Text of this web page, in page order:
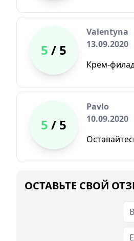
5 / 5
Valentyna
13.09.2020
Крем-
5 / 5
Pavlo
10.09.2020
ОСТАВЬТЕ СВОЙ